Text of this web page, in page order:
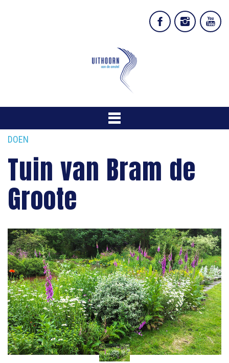
DOEN
Tuin van Bram de
Groote